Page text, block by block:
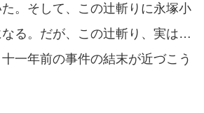
。そして、この辻斬りに永塚小
る。だが、この辻斬り、実は…
一年前の事件の結末が近づこう